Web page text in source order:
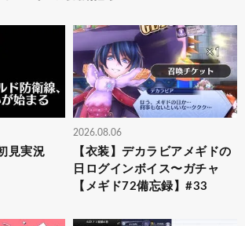
見実況
2026.08.06
【衣装】デカラビアメギドの
日ログインボイス〜ガチャ
【メギド72備忘録】#33